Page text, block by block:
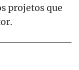
projetos que